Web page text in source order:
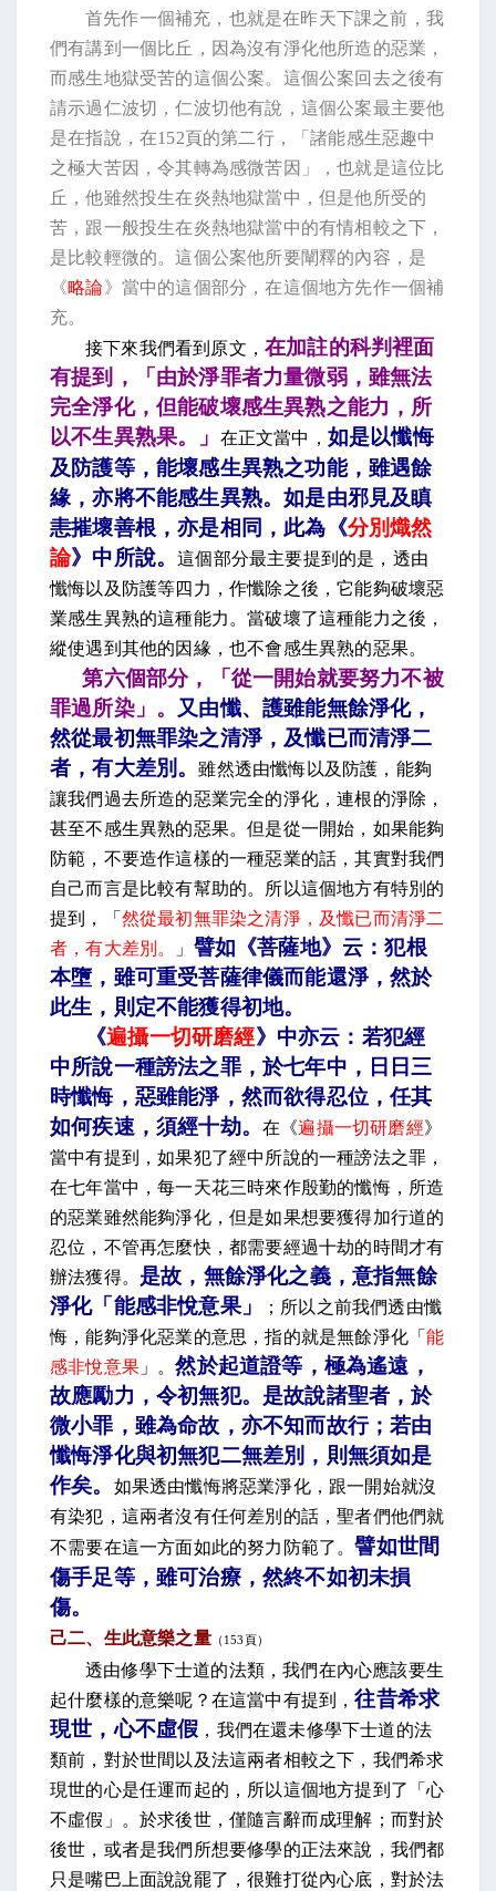
首先作一個補充，也就是在昨天下課之前，我
們有講到一個比丘，因為沒有淨化他所造的惡業，
而感生地獄受苦的這個公案。這個公案回去之後有
請示過仁波切，仁波切他有說，這個公案最主要他
是在指說，在152頁的第二行，「諸能感生惡趣中
之極大苦因，令其轉為感微苦因」，也就是這位比
丘，他雖然投生在炎熱地獄當中，但是他所受的
苦，跟一般投生在炎熱地獄當中的有情相較之下，
是比較輕微的。這個公案他所要闡釋的內容，是
《略論》當中的這個部分，在這個地方先作一個補
充。
接下來我們看到原文，在加註的科判裡面
有提到，「由於淨罪者力量微弱，雖無法
完全淨化，但能破壞感生異熟之能力，所
以不生異熟果。」
在正文當中， 如是以懺悔
及防護等，能壞感生異熟之功能，雖遇餘
緣，亦將不能感生異熟。如是由邪見及瞋
恚摧壞善根，亦是相同，此為《分別熾然
論》中所說。這個部分最主要提到的是，透由
懺悔以及防護等四力，作懺除之後，它能夠破壞惡
業感生異熟的這種能力。當破壞了這種能力之後，
縱使遇到其他的因緣，也不會感生異熟的惡果。
第六個部分，「從一開始就要努力不被
罪過所染」。 又由懺、護雖能無餘淨化，
然從最初無罪染之清淨，及懺已而清淨二
者，有大差別 。雖然透由懺悔以及防護，能夠
讓我們過去所造的惡業完全的淨化，連根的淨除，
甚至不感生異熟的惡果。但是從一開始，如果能夠
防範，不要造作這樣的一種惡業的話，其實對我們
自己而言是比較有幫助的。所以這個地方有特別的
提到，「 然從最初無罪染之清淨，及懺已而清淨二
者，有大差別。
」 譬如《菩薩地》云：犯根
本墮，雖可重受菩薩律儀而能還淨，然於
此生，則定不能獲得初地。
《遍攝一切研磨經》中亦云：若犯經
中所說一種謗法之罪，於七年中，日日三
時懺悔，惡雖能淨，然而欲得忍位，任其
如何疾速，須經十劫。在《遍攝一切研磨經》
當中有提到，如果犯了經中所說的一種謗法之罪，
在七年當中，每一天花三時來作殷勤的懺悔，所造
的惡業雖然能夠淨化，但是如果想要獲得加行道的
忍位，不管再怎麼快，都需要經過十劫的時間才有
辦法獲得。 是故，無餘淨化之義，意指無餘
淨化「能感非悅意果」
；所以之前我們透由懺
悔，能夠淨化惡業的意思，指的就是無餘淨化「能
感非悅意果 」。然於起道證等，極為遙遠，
故應勵力，令初無犯。是故說諸聖者，於
微小罪，雖為命故，亦不知而故行；若由
懺悔淨化與初無犯二無差別，則無須如是
作矣。
如果透由懺悔將惡業淨化，跟一開始就沒
有染犯，這兩者沒有任何差別的話，聖者們他們就
不需要在這一方面如此的努力防範了。譬如世間
傷手足等，雖可治療，然終不如初未損
傷。
己二、生此意樂之量（153 頁）
透由修學下士道的法類，我們在內心應該要生
起什麼樣的意樂呢？在這當中有提到
，往昔希求
現世，心不虛假 ，我們在還未修學下士道的法
類前，對於世間以及法這兩者相較之下，我們希求
現世的心是任運而起的，所以這個地方提到了「心
不虛假」。於求後世，僅隨言辭而成理解；而對於
後世，或者是我們所想要修學的正法來說，我們都
只是嘴巴上面說說罷了，很難打從內心底，對於法